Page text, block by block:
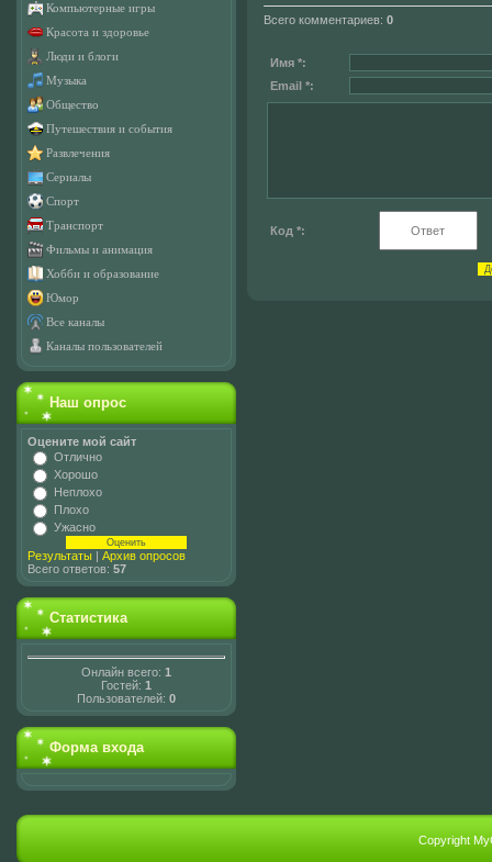
Компьютерные игры
Красота и здоровье
Люди и блоги
Музыка
Общество
Путешествия и события
Развлечения
Сериалы
Спорт
Транспорт
Фильмы и анимация
Хобби и образование
Юмор
Все каналы
Каналы пользователей
Наш опрос
Оцените мой сайт
Отлично
Хорошо
Неплохо
Плохо
Ужасно
Результаты | Архив опросов
Всего ответов: 57
Статистика
Онлайн всего: 1
Гостей: 1
Пользователей: 0
Форма входа
Всего комментариев: 0
Имя *:
Email *:
Код *:
Copyright